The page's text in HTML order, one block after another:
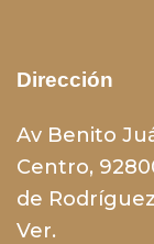
Dirección
Av Benito
Centro,
de
Ver.